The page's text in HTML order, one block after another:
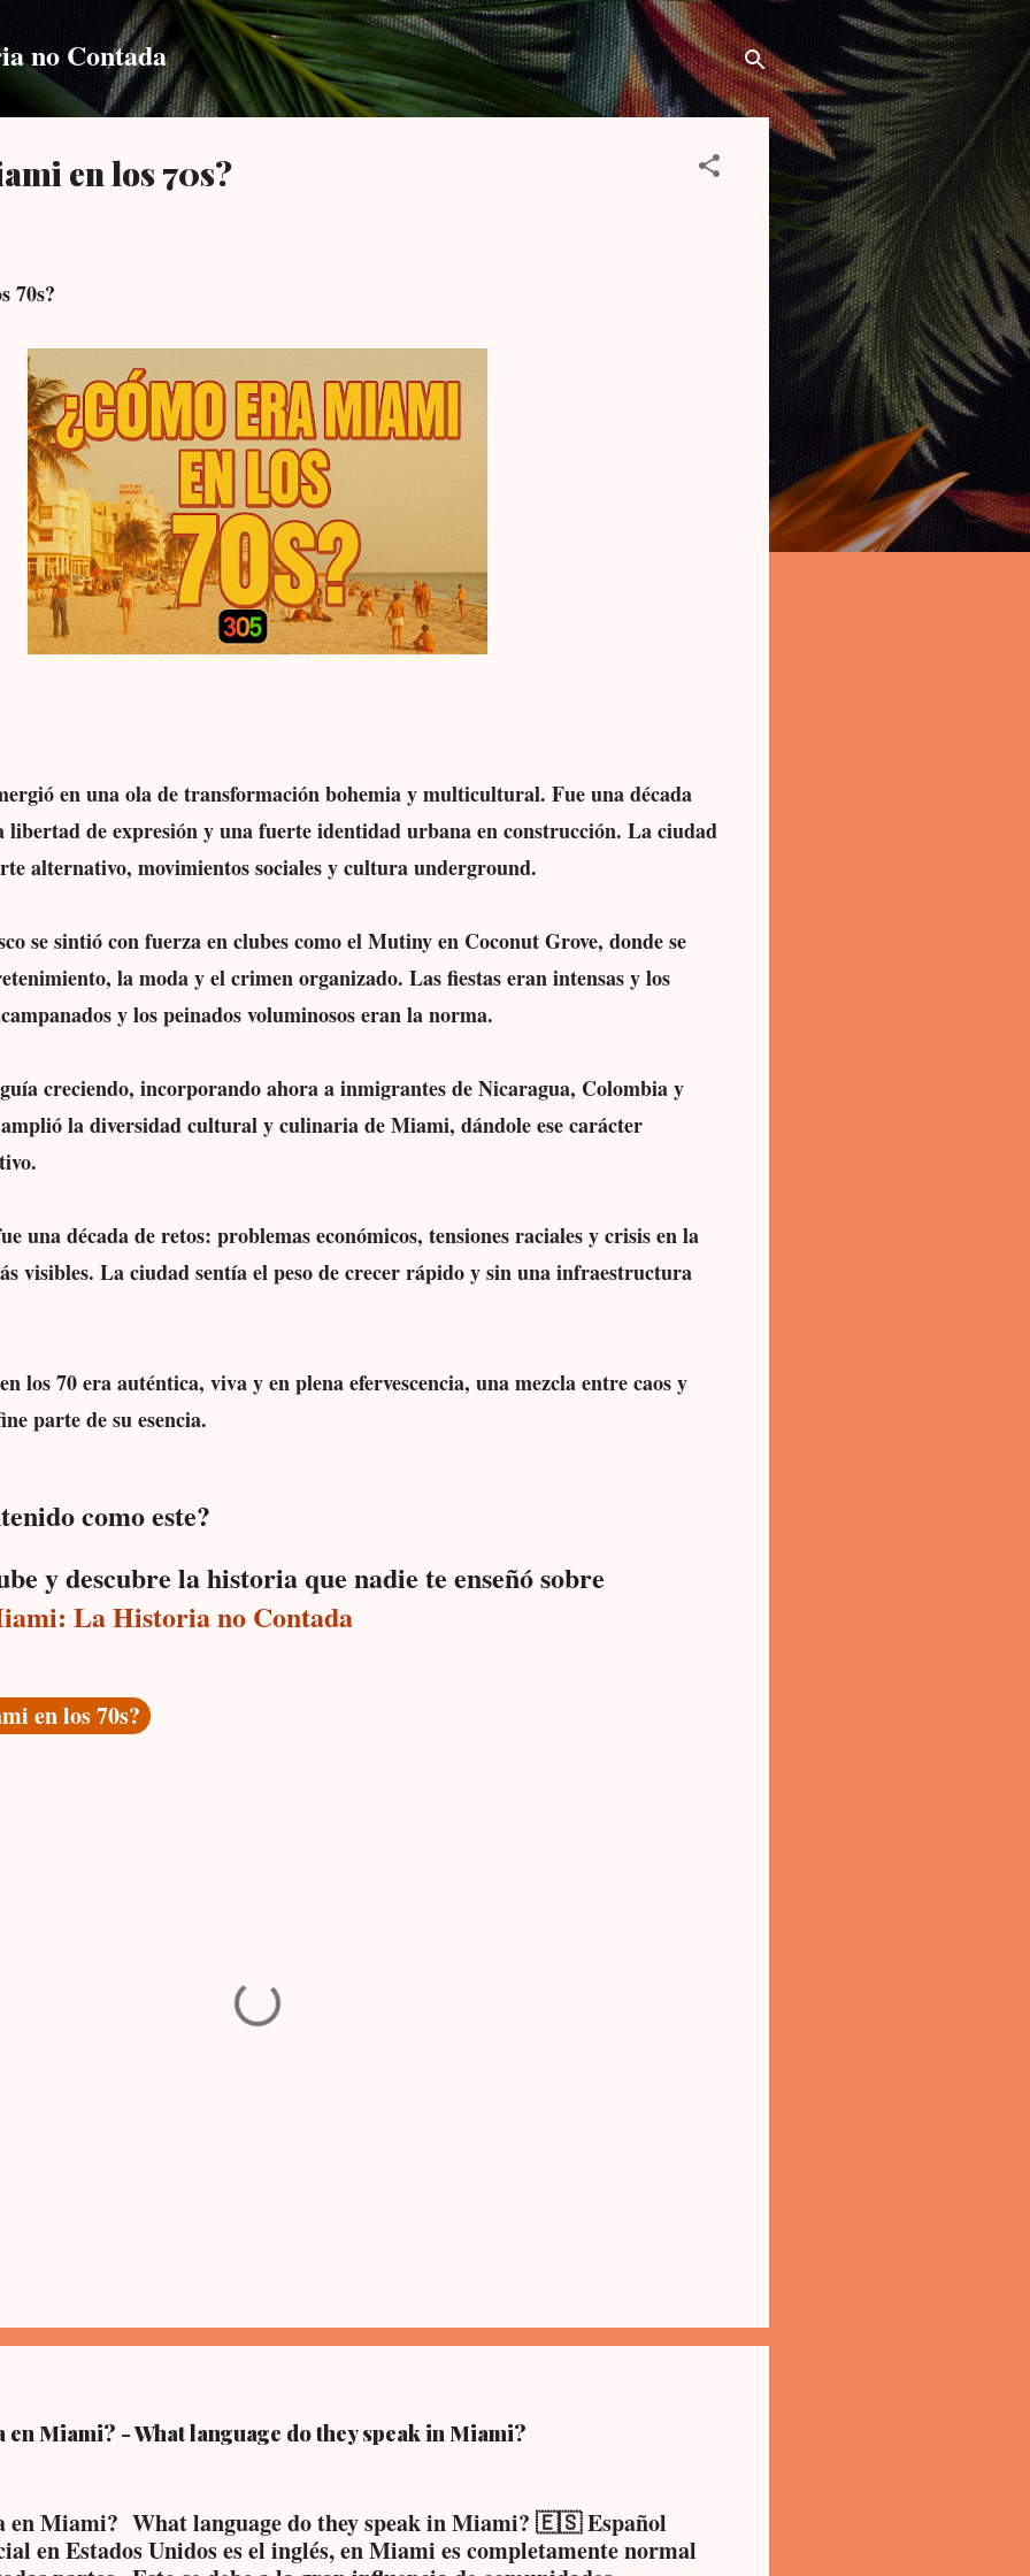
Skip to main content
no Contada
en los 70s?
70s?
en una ola de transformación bohemia y multicultural. Fue una década
de expresión y una fuerte identidad urbana en construcción. La ciudad
alternativo, movimientos sociales y cultura underground.
se sintió con fuerza en clubes como el Mutiny en Coconut Grove, donde se
la moda y el crimen organizado. Las fiestas eran intensas y los
y los peinados voluminosos eran la norma.
creciendo, incorporando ahora a inmigrantes de Nicaragua, Colombia y
la diversidad cultural y culinaria de Miami, dándole ese carácter
una década de retos: problemas económicos, tensiones raciales y crisis en la
visibles. La ciudad sentía el peso de crecer rápido y sin una infraestructura
los 70 era auténtica, viva y en plena efervescencia, una mezcla entre caos y
parte de su esencia.
como este?
y descubre la historia que nadie te enseñó sobre
La Historia no Contada
en los 70s?
en Miami? - What language do they speak in Miami?
en Miami? What language do they speak in Miami? 🇪🇸 Español
en Estados Unidos es el inglés, en Miami es completamente normal